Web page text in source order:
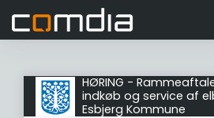
Go to login
HØRING -
indkøb og service af
Esbjerg Kommune